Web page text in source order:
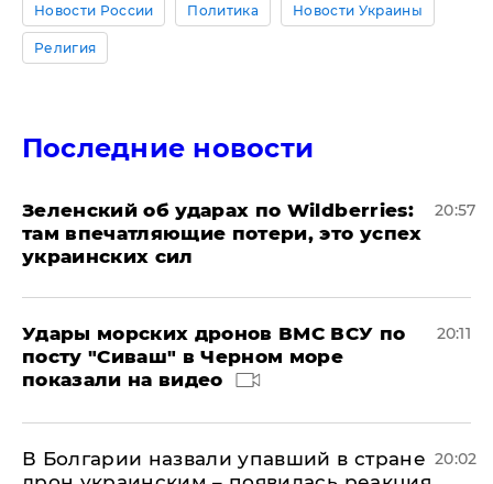
Новости России Политика Новости Украины
Религия
Последние новости
Зеленский об ударах по Wildberries:
там впечатляющие потери, это успех
украинских сил
20:57
Удары морских дронов ВМС ВСУ по
посту "Сиваш" в Черном море
показали на видео
20:11
В Болгарии назвали упавший в стране 20:02